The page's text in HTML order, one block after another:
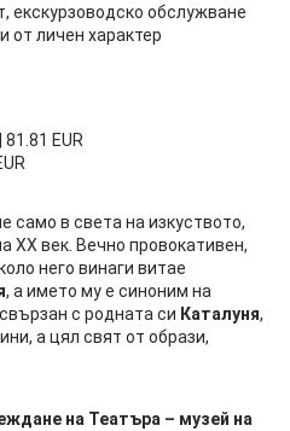
екскурзоводско обслужване
от личен характер
EUR
само в света на изкуството,
ХХ век. Вечно провокативен,
него винаги витае
, а името му е синоним на
свързан с родната си Каталуня,
а цял свят от образи,
на Театъра – музей на